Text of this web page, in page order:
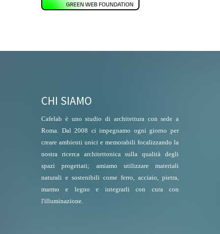
CHI SIAMO
Cafelab è uno studio di architettura con sede a
Roma. Dal 2008 ci impegnamo ogni giorno per
creare ambienti unici e memorabili focalizzando la
nostra ricerca architettonica sulla qualità degli
spazi progettati; amiamo utilizzare materiali
naturali e sostenibili come ferro, acciaio, pietra,
marmo e legno e integrarli con cura con
l'illuminazione.